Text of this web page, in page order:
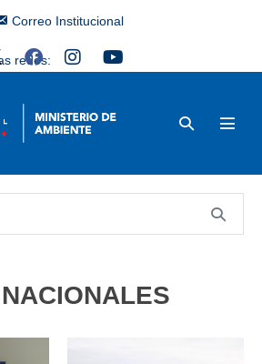
Correo Institucional
redes: